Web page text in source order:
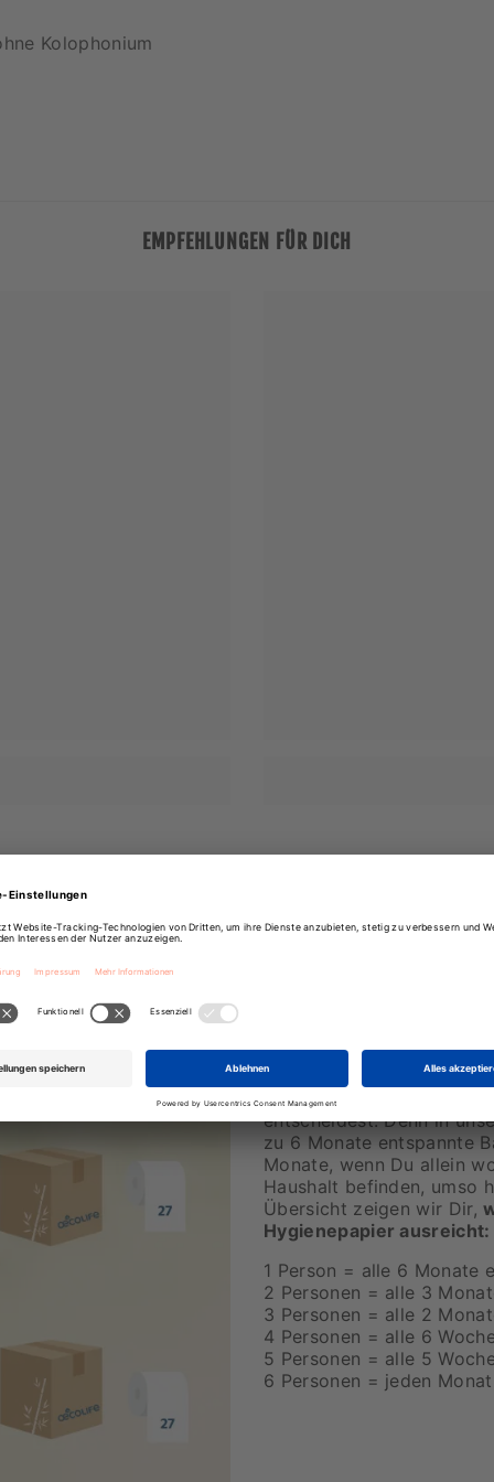
Kolophonium
EMPFEHLUNGEN FÜR DICH
Gerade dann, wenn Du
Toilettenpapier. Diese
wenn Du Dich für unsere
entscheidest. Denn in
zu 6 Monate entspannte
Monate, wenn Du allein
Haushalt befinden, umso
Übersicht zeigen wir Dir,
Hygienepapier ausreicht:
1 Person = alle 6 Monate
2 Personen = alle 3
3 Personen = alle 2
4 Personen = alle 6
5 Personen = alle 5
6 Personen = jeden